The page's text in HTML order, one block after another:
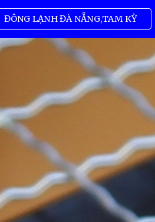
ĐÔNG LẠNH ĐÀ NẴNG,TAM KỲ